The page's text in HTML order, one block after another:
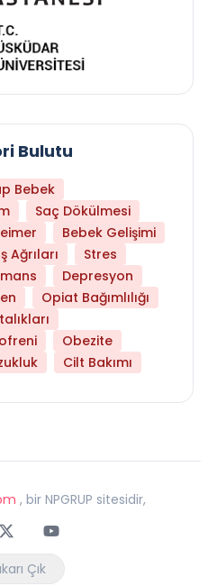
Bulutu
Bebek
Saç Dökülmesi
Bebek Gelişimi
Ağrıları
Stres
Depresyon
Opiat Bağımlılığı
Obezite
Cilt Bakımı
, bir NPGRUP sitesidir,
Youtube
Çık